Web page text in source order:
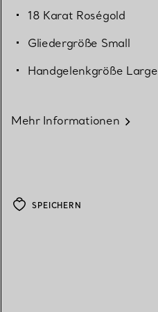
18 Karat Roségold
Gliedergröße Small
Handgelenkgröße Large
Mehr Informationen
SPEICHERN